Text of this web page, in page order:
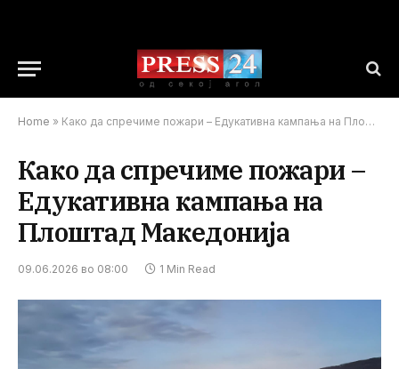
Home » Како да спречиме пожари – Едукативна кампања на Плоштад Македонија
Како да спречиме пожари –
Едукативна кампања на
Плоштад Македонија
09.06.2026 во 08:00 1 Min Read